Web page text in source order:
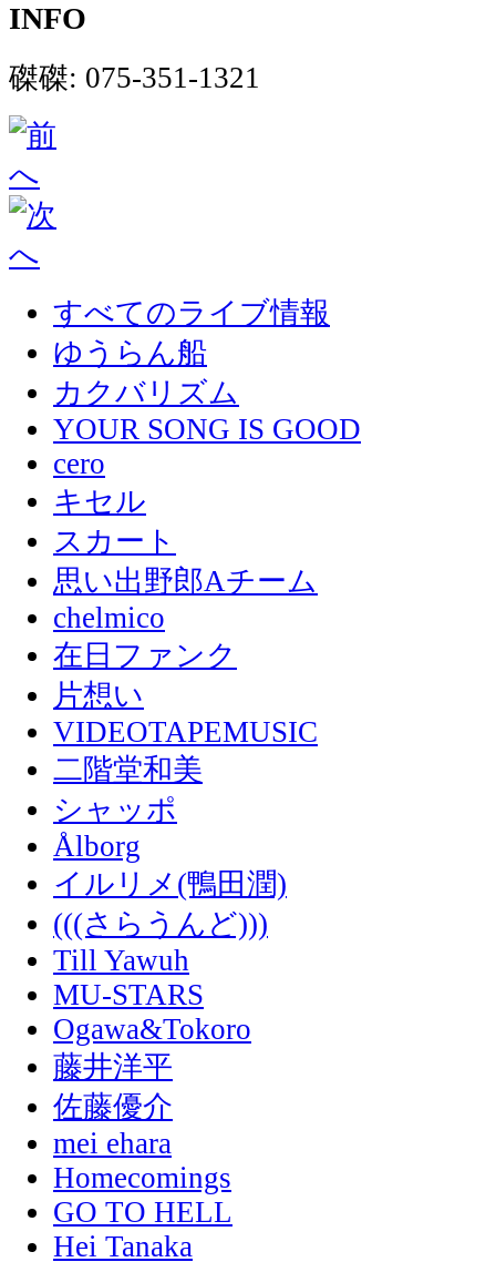
INFO
磔磔: 075-351-1321
すべてのライブ情報
ゆうらん船
カクバリズム
YOUR SONG IS GOOD
cero
キセル
スカート
思い出野郎Aチーム
chelmico
在日ファンク
片想い
VIDEOTAPEMUSIC
二階堂和美
シャッポ
Ålborg
イルリメ(鴨田潤)
(((さらうんど)))
Till Yawuh
MU-STARS
Ogawa&Tokoro
藤井洋平
佐藤優介
mei ehara
Homecomings
GO TO HELL
Hei Tanaka